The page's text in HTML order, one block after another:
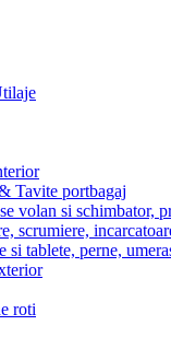
Tavite portbagaj
volan si schimbator,
scrumiere,
si tablete, perne,
roti